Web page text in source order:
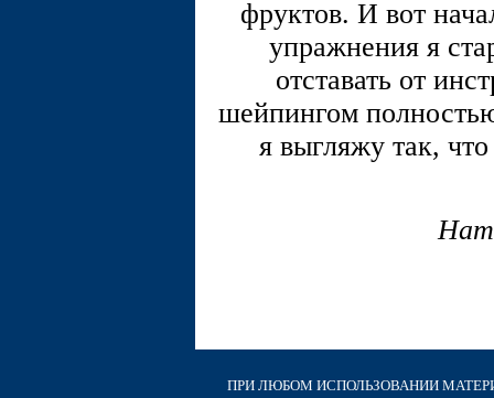
фруктов. И вот
упражнения я
отставать от
шейпингом
я выгляжу так,
ПРИ ЛЮБОМ ИСПОЛЬЗОВАНИИ